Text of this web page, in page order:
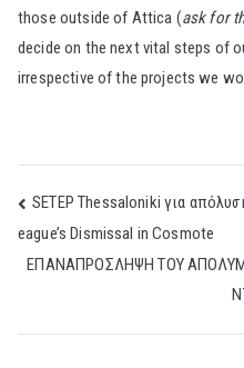
those outside of Attica (ask for
decide on the next vital steps of
irrespective of the projects we
Post
navigation
SETEP Thessaloniki για
eague’s Dismissal in Cosmote
ΕΠΑΝΑΠΡΟΣΛΗΨΗ ΤΟΥ